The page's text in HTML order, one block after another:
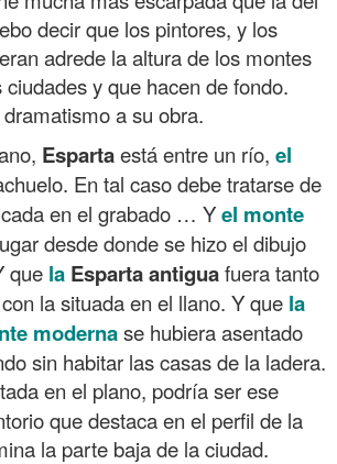
decir que los pintores, y los
adrede la altura de los montes
y que hacen de fondo.
a su obra.
Espartaestá entre un río, el
En tal caso debe tratarse de
en el grabado … Yel monte
desde donde se hizo el dibujo
que la Esparta antiguafuera tanto
la situada en el llano. Y que la
modernase hubiera asentado
sin habitar las casas de la ladera.
en el plano, podría ser ese
que destaca en el perfil de la
la parte baja de la ciudad.